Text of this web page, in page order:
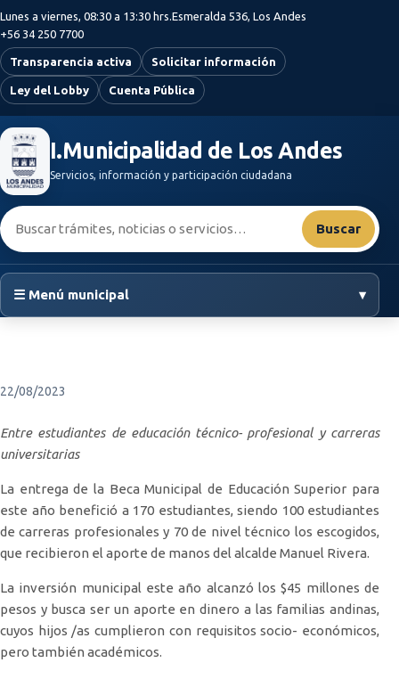
Saltar al contenido principal
Lunes a viernes, 08:30 a 13:30 hrs.Esmeralda 536, Los Andes
+56 34 250 7700
Transparencia activa Solicitar información
Ley del Lobby Cuenta Pública
I.Municipalidad de Los Andes
Servicios, información y participación ciudadana
Buscar:
Buscar
☰ Menú municipal ▾
22/08/2023
Entre estudiantes de educación técnico- profesional y carreras
universitarias
La entrega de la Beca Municipal de Educación Superior para
este año benefició a 170 estudiantes, siendo 100 estudiantes
de carreras profesionales y 70 de nivel técnico los escogidos,
que recibieron el aporte de manos del alcalde Manuel Rivera.
La inversión municipal este año alcanzó los $45 millones de
pesos y busca ser un aporte en dinero a las familias andinas,
cuyos hijos /as cumplieron con requisitos socio- económicos,
pero también académicos.